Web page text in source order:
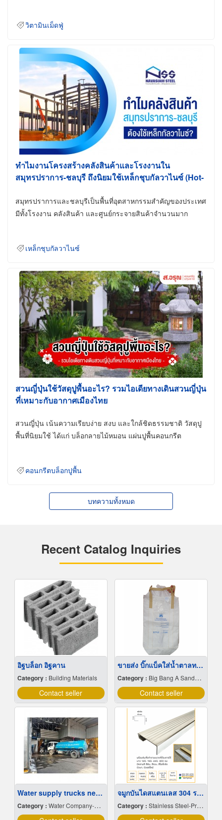
วิตามินเม็ดฟู่
ทำไมงานโครงสร้างคลังสินค้าและโรงงานใน
สมุทรปราการ-ชลบุรี ถึงนิยมใช้เหล็กชุบกัลวาไนซ์ (Hot-
สมุทรปราการและชลบุรีเป็นพื้นที่อุตสาหกรรมสำคัญของประเทศ
มีทั้งโรงงาน คลังสินค้า และศูนย์กระจายสินค้าจำนวนมาก
เหล็กชุบกัลวาไนซ์
สวนญี่ปุ่นใช้วัสดุปูพื้นอะไร? รวมไอเดียทางเดินสวนญี่ปุ่น
ที่เหมาะกับอากาศเมืองไทย
สวนญี่ปุ่น เน้นความเรียบง่าย สงบ และใกล้ชิดธรรมชาติ วัสดุปู
พื้นที่นิยมใช้ ได้แก่ บล็อกลายไม้หมอน แผ่นปูพื้นคอนกรีต
คอนกรีตบล็อกปูพื้น
บทความทั้งหมด
Recent Catalog Inquiries
อิฐบล็อก อิฐคาน
Category : Building Materials
Contact seller
ขายส่ง บิ๊กแบ็คใส่น้ำตาลทราย สมุทรปราการ
Category : Big Bang A Sandbag.
Contact seller
Water supply trucks near me
Category : Water Company-Bulk
จมูกบันไดสแตนเลส 304 ราคาโรงงาน
Category : Stainless Steel-Products